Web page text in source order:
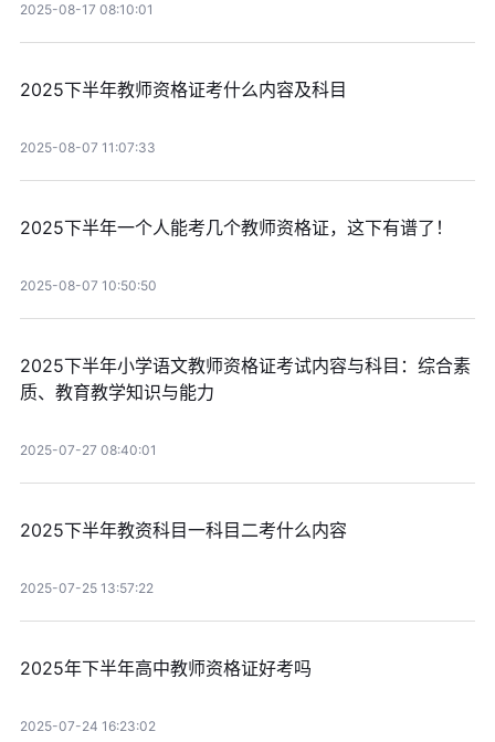
2025-08-17 08:10:01
2025下半年教师资格证考什么内容及科目
2025-08-07 11:07:33
2025下半年一个人能考几个教师资格证，这下有谱了！
2025-08-07 10:50:50
2025下半年小学语文教师资格证考试内容与科目：综合素
质、教育教学知识与能力
2025-07-27 08:40:01
2025下半年教资科目一科目二考什么内容
2025-07-25 13:57:22
2025年下半年高中教师资格证好考吗
2025-07-24 16:23:02